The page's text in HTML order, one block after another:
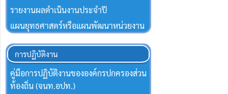
รายงานผลดำเนินงานประจำปี
แผนยุทธศาสตร์หรือแผนพัฒนาหน่วยงาน
การปฏิบัติงาน
คู่มือการปฏิบัติงานขององค์กรปกครองส่วน
ท้องถิ่น (จนท.อปท.)